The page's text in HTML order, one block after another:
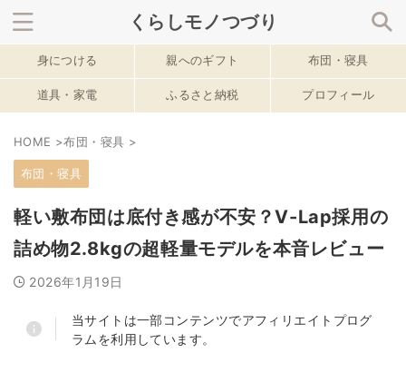
くらしモノつづり
サイト内を検索
春のおすすめ記事
身につける 親へのギフト 布団・寝具
道具・家電 ふるさと納税 プロフィール
HOME >布団・寝具 >
布団・寝具
軽い敷布団は底付き感が不安？V-Lap採用の
詰め物2.8kgの超軽量モデルを本音レビュー
2026年1月19日
当サイトは一部コンテンツでアフィリエイトプログ
ラムを利用しています。